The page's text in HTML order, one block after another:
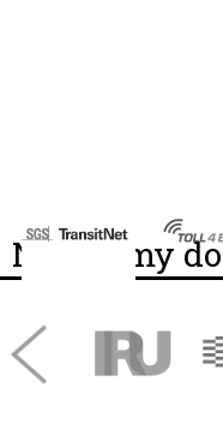
Należymy do